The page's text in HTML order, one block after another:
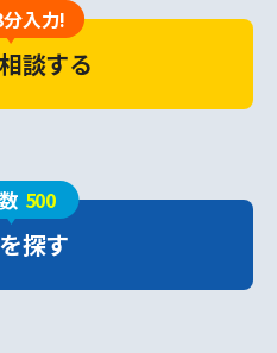
入力!
談する
500
探す